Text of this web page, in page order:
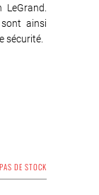
ainsi
sécurité.
PAS DE STOCK